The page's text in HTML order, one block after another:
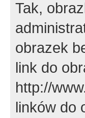
Tak,
obrazek
link do
http://
linków do